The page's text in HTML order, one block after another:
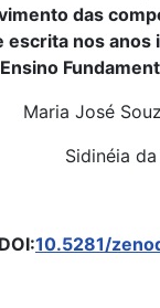
das
escrita nos anos
Ensino
Maria José
Sidinéia
DOI:10.5281/